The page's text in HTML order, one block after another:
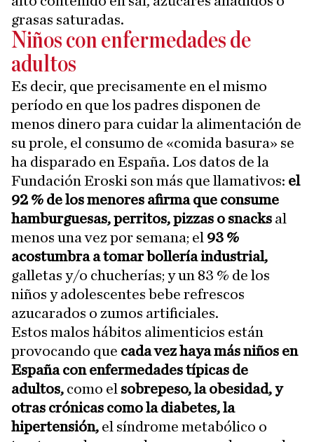
grasas saturadas.
Niños con enfermedades de
adultos
Es decir, que precisamente en el mismo
período en que los padres disponen de
menos dinero para cuidar la alimentación de
su prole, el consumo de «comida basura» se
ha disparado en España. Los datos de la
Fundación Eroski son más que llamativos: el
92 % de los menores afirma que consume
hamburguesas, perritos, pizzas o snacks al
menos una vez por semana; el 93 %
acostumbra a tomar bollería industrial,
galletas y/o chucherías; y un 83 % de los
niños y adolescentes bebe refrescos
azucarados o zumos artificiales.
Estos malos hábitos alimenticios están
provocando que cada vez haya más niños en
España con enfermedades típicas de
adultos, como el sobrepeso, la obesidad, y
otras crónicas como la diabetes, la
hipertensión, el síndrome metabólico o